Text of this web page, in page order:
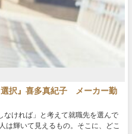
選択』喜多真紀子 メーカー勤
なければ」と考えて就職先を選んで
は輝いて見えるもの。そこに、どこ